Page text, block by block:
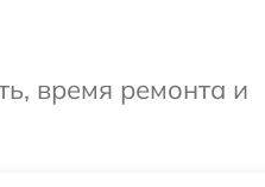
время ремонта и